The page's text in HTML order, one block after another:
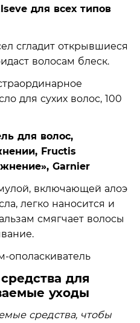
для всех типов
сгладит открывшиеся
волосам блеск.
для волос,
Fructis
Garnier
включающей алоэ
легко наносится и
смягчает волосы
для
уходы
средства, чтобы